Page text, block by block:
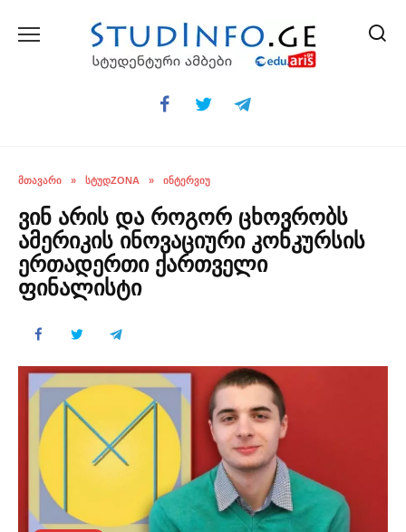
ᲛᲗᲐᲕᲐᲠᲘ » ᲡᲢᲣᲓZONA » ᲘᲜᲢᲔᲠᲕᲘᲣ
ვინ არის და როგორ ცხოვრობს
ამერიკის ინოვაციური კონკურსის
ერთადერთი ქართველი
ფინალისტი